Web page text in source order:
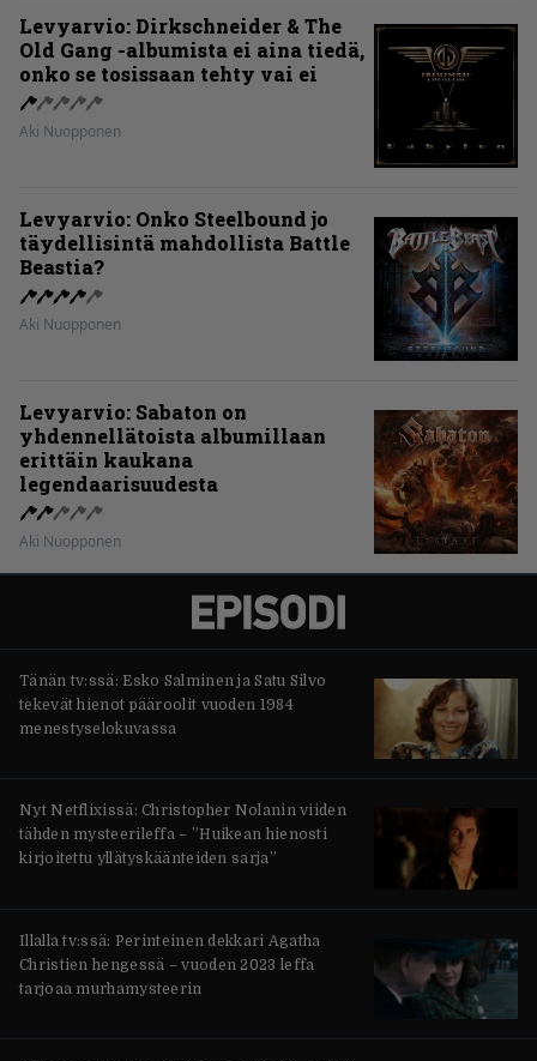
Levyarvio: Dirkschneider & The
Old Gang -albumista ei aina tiedä,
onko se tosissaan tehty vai ei
Aki Nuopponen
Levyarvio: Onko Steelbound jo
täydellisintä mahdollista Battle
Beastia?
Aki Nuopponen
Levyarvio: Sabaton on
yhdennellätoista albumillaan
erittäin kaukana
legendaarisuudesta
Aki Nuopponen
Tänän tv:ssä: Esko Salminen ja Satu Silvo
tekevät hienot pääroolit vuoden 1984
menestyselokuvassa
Nyt Netflixissä: Christopher Nolanin viiden
tähden mysteerileffa – ”Huikean hienosti
kirjoitettu yllätyskäänteiden sarja”
Illalla tv:ssä: Perinteinen dekkari Agatha
Christien hengessä – vuoden 2023 leffa
tarjoaa murhamysteerin